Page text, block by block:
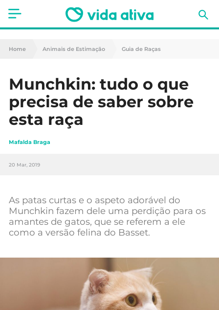
Saúde
Nutrição
Receitas
Fitness
Mães e Bebés
Home Animais de Estimação Guia de Raças
Munchkin: tudo o que
precisa de saber sobre
esta raça
Mafalda Braga
20 Mar, 2019
As patas curtas e o aspeto adorável do
Munchkin fazem dele uma perdição para os
amantes de gatos, que se referem a ele
como a versão felina do Basset.